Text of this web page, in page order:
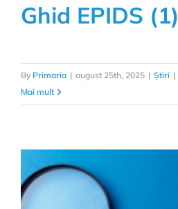
Ghid EPIDS (1)
By Primaria | august 25th, 2025 | Știri |
Mai mult